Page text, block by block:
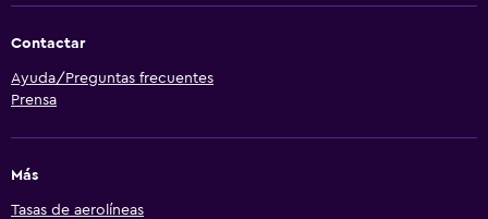
Contactar
Ayuda/Preguntas frecuentes
Prensa
Más
Tasas de aerolíneas